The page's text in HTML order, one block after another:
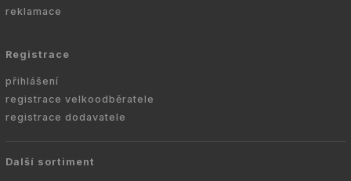
reklamace
Registrace
přihlášení
registrace velkoodběratele
registrace dodavatele
Další sortiment